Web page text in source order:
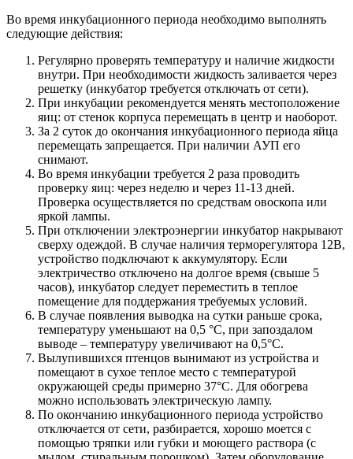
Во время инкубационного периода необходимо выполнять
следующие действия:
Регулярно проверять температуру и наличие жидкости
внутри. При необходимости жидкость заливается через
решетку (инкубатор требуется отключать от сети).
При инкубации рекомендуется менять местоположение
яиц: от стенок корпуса перемещать в центр и наоборот.
За 2 суток до окончания инкубационного периода яйца
перемещать запрещается. При наличии АУП его
снимают.
Во время инкубации требуется 2 раза проводить
проверку яиц: через неделю и через 11-13 дней.
Проверка осуществляется по средствам овоскопа или
яркой лампы.
При отключении электроэнергии инкубатор накрывают
сверху одеждой. В случае наличия терморегулятора 12В,
устройство подключают к аккумулятору. Если
электричество отключено на долгое время (свыше 5
часов), инкубатор следует переместить в теплое
помещение для поддержания требуемых условий.
В случае появления выводка на сутки раньше срока,
температуру уменьшают на 0,5 °C, при запоздалом
выводе – температуру увеличивают на 0,5°C.
Вылупившихся птенцов вынимают из устройства и
помещают в сухое теплое место с температурой
окружающей среды примерно 37°C. Для обогрева
можно использовать электрическую лампу.
По окончанию инкубационного периода устройство
отключается от сети, разбирается, хорошо моется с
помощью тряпки или губки и моющего раствора (с